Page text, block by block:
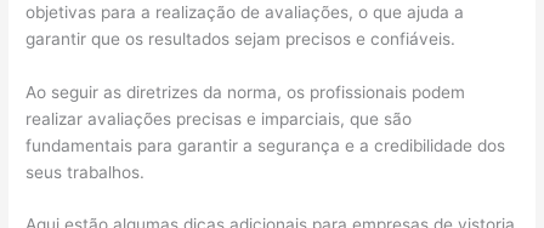
objetivas para a realização de avaliações, o que ajuda a
garantir que os resultados sejam precisos e confiáveis.
Ao seguir as diretrizes da norma, os profissionais podem
realizar avaliações precisas e imparciais, que são
fundamentais para garantir a segurança e a credibilidade dos
seus trabalhos.